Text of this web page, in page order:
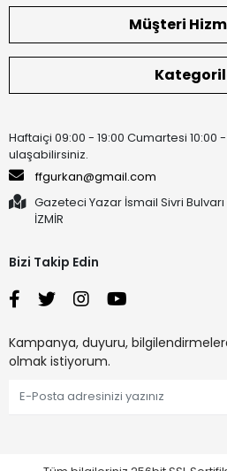
Müşteri
Haftaiçi 09:00 - 19:00 Cumartesi 10:00
ulaşabilirsiniz.
ffgurkan@gmail.com
Gazeteci Yazar İsmail Sivri
İZMİR
Bizi Takip Edin
Kampanya, duyuru,
olmak istiyorum.